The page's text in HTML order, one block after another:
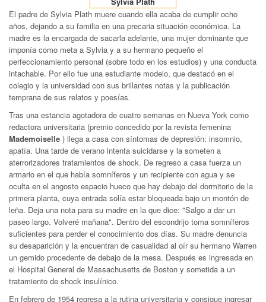
El padre de Sylvia Plath muere cuando ella acaba de cumplir ocho
años, dejando a su familia en una precaria situación económica. La
madre es la encargada de sacarla adelante, una mujer dominante que
imponía como meta a Sylvia y a su hermano pequeño el
perfeccionamiento personal (sobre todo en los estudios) y una conducta
intachable. Por ello fue una estudiante modelo, que destacó en el
colegio y la universidad con sus brillantes notas y la publicación
temprana de sus relatos y poesías.
Tras una estancia agotadora de cuatro semanas en Nueva York como
redactora universitaria (premio concedido por la revista femenina
Mademoiselle ) llega a casa con síntomas de depresión: insomnio,
apatía. Una tarde de verano intenta suicidarse y la someten a
aterrorizadores tratamientos de shock. De regreso a casa fuerza un
armario en el que había somníferos y un recipiente con agua y se
oculta en el angosto espacio hueco que hay debajo del dormitorio de la
primera planta, cuya entrada solía estar bloqueada bajo un montón de
leña. Deja una nota para su madre en la que dice: "Salgo a dar un
paseo largo. Volveré mañana". Dentro del escondrijo toma somníferos
suficientes para perder el conocimiento dos días. Su madre denuncia
su desaparición y la encuentran de casualidad al oír su hermano Warren
un gemido procedente de debajo de la mesa. Después es ingresada en
el Hospital General de Massachusetts de Boston y sometida a un
tratamiento de shock insulínico.
En febrero de 1954 regresa a la rutina universitaria y consigue ingresar